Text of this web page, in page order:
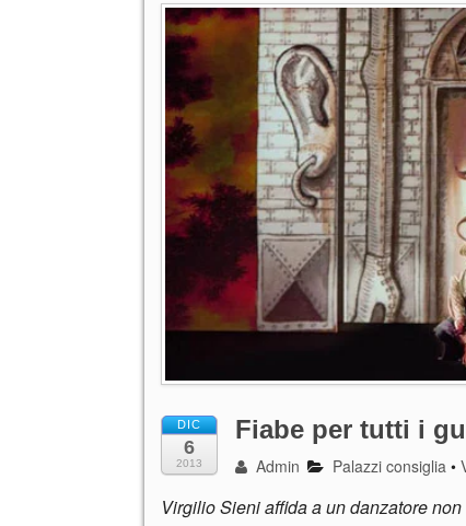
DIC
6
2013
Fiabe per tutti i
Admin Palazzi consiglia •
Virgilio Sieni affida a un danzatore